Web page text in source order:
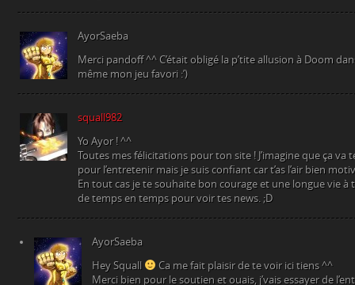
AyorSaeba
Merci pandoff ^^ C’était obligé la p’tite allusion à Doom
même mon jeu favori :’)
squall982
Yo Ayor ! ^^
Toutes mes félicitations pour ton site ! J’imagine que ça va
pour l’entretenir mais je suis confiant car t’as l’air bien
En tout cas je te souhaite bon courage et une longue vie à
de temps en temps pour voir tes news. ;D
AyorSaeba
Hey Squall
Ca me fait plaisir de te voir ici tiens ^^
Merci bien pour le soutien et ouais, j’vais essayer de